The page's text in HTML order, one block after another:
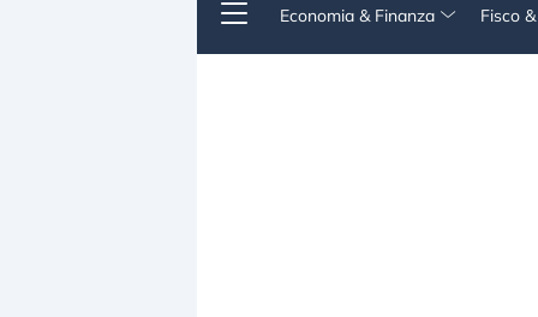
Economia & Finanza Fisco